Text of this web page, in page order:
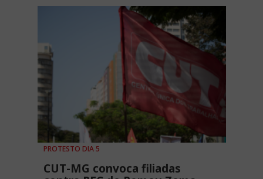
PROTESTO DIA 5
CUT-MG convoca filiadas